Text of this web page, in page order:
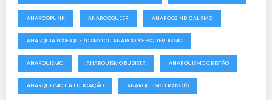
ANARCOPUNK ANARCOQUEER ANARCOSINDICALISMO
ANARQUIA PÓSESQUERDISMO OU ANARCOPÓSESQUERDISMO
ANARQUISMO ANARQUISMO BUDISTA ANARQUISMO CRISTÃO
ANARQUISMO E A EDUCAÇÃO ANARQUISMO FRANCÊS